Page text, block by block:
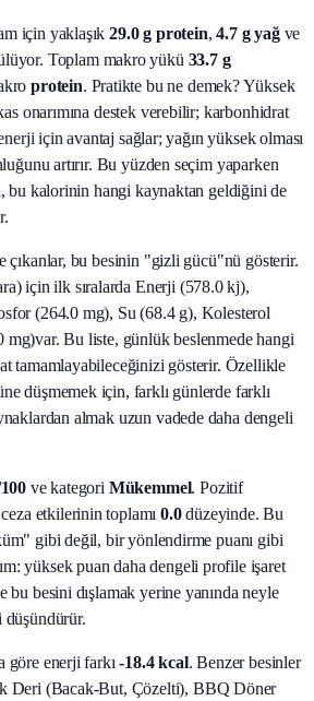
için yaklaşık29.0g protein, 4.7g yağve
Toplam makro yükü 33.7g
protein. Pratikte bu ne demek? Yüksek
onarımına destek verebilir; karbonhidrat
için avantaj sağlar; yağın yüksek olması
artırır. Bu yüzden seçim yaparken
bu kalorinin hangi kaynaktan geldiğini de
çıkanlar, bu besinin "gizli gücü"nü gösterir.
için ilk sıralarda Enerji (578.0 kj),
(264.0 mg), Su (68.4 g), Kolesterol
mg)var. Bu liste, günlük beslenmede hangi
tamamlayabileceğinizi gösterir. Özellikle
düşmemek için, farklı günlerde farklı
almak uzun vadede daha dengeli
ve kategori Mükemmel. Pozitif
etkilerinin toplamı 0.0düzeyinde. Bu
gibi değil, bir yönlendirme puanı gibi
yüksek puan daha dengeli profile işaret
bu besini dışlamak yerine yanında neyle
düşündürür.
göre enerji farkı -18.4 kcal. Benzer besinler
Deri (Bacak‑But, Çözelti), BBQ Döner